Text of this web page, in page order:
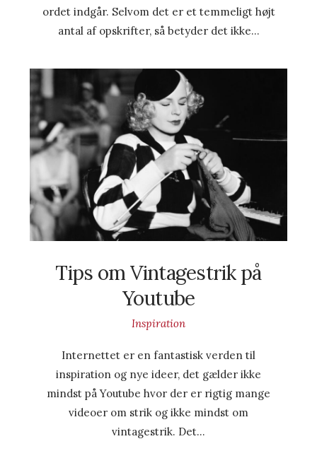
ordet indgår. Selvom det er et temmeligt højt
antal af opskrifter, så betyder det ikke…
Tips om Vintagestrik på
Youtube
Inspiration
Internettet er en fantastisk verden til
inspiration og nye ideer, det gælder ikke
mindst på Youtube hvor der er rigtig mange
videoer om strik og ikke mindst om
vintagestrik. Det…